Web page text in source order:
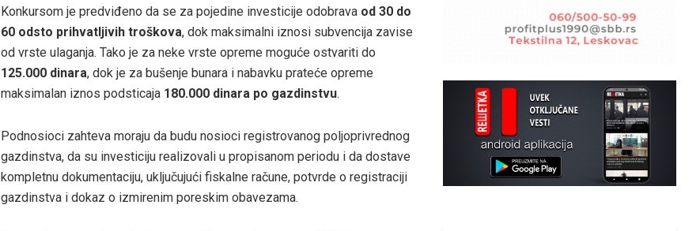
Konkursom je predviđeno da se za pojedine investicije odobrava od 30 do
60 odsto prihvatljivih troškova, dok maksimalni iznosi subvencija zavise
od vrste ulaganja. Tako je za neke vrste opreme moguće ostvariti do
125.000 dinara, dok je za bušenje bunara i nabavku prateće opreme
maksimalan iznos podsticaja 180.000 dinara po gazdinstvu.
Podnosioci zahteva moraju da budu nosioci registrovanog poljoprivrednog
gazdinstva, da su investiciju realizovali u propisanom periodu i da dostave
kompletnu dokumentaciju, uključujući fiskalne račune, potvrde o registraciji
gazdinstva i dokaz o izmirenim poreskim obavezama.